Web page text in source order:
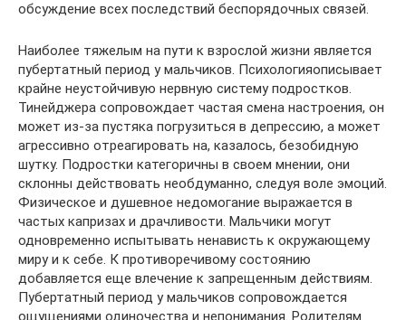
обсуждение всех последствий беспорядочных связей.
Наиболее тяжелым на пути к взрослой жизни является
пубертатный период у мальчиков. Психологияописывает
крайне неустойчивую нервную систему подростков.
Тинейджера сопровождает частая смена настроения, он
может из-за пустяка погрузиться в депрессию, а может
агрессивно отреагировать на, казалось, безобидную
шутку. Подростки категоричны в своем мнении, они
склонны действовать необдуманно, следуя воле эмоций.
Физическое и душевное недомогание выражается в
частых капризах и драчливости. Мальчики могут
одновременно испытывать ненависть к окружающему
миру и к себе. К противоречивому состоянию
добавляется еще влечение к запрещенным действиям.
Пубертатный период у мальчиков сопровождается
ощущениями одиночества и непонимания. Родителям